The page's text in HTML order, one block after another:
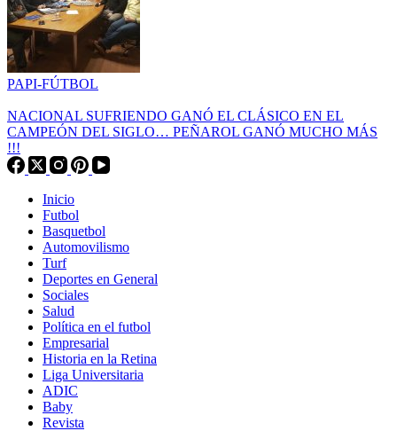
PAPI-FÚTBOL
NACIONAL SUFRIENDO GANÓ EL CLÁSICO EN EL
CAMPEÓN DEL SIGLO… PEÑAROL GANÓ MUCHO MÁS
!!!
Inicio
Futbol
Basquetbol
Automovilismo
Turf
Deportes en General
Sociales
Salud
Política en el futbol
Empresarial
Historia en la Retina
Liga Universitaria
ADIC
Baby
Revista